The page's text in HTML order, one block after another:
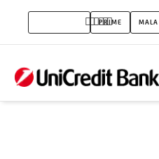
Olakšice
u
otplati
kredita
PRIME